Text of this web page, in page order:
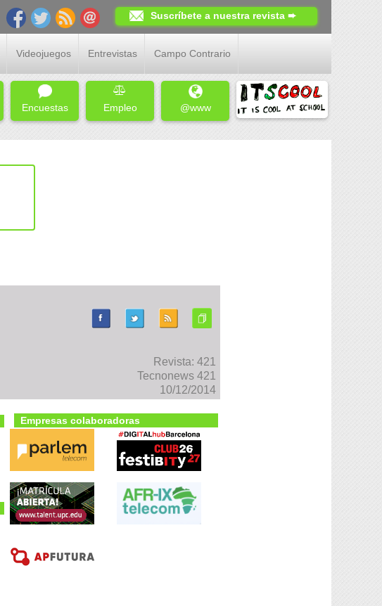
Suscríbete a nuestra revista ➨
Videojuegos Entrevistas Campo Contrario
Encuestas Empleo @www
Revista: 421
Tecnonews 421
10/12/2014
Empresas colaboradoras